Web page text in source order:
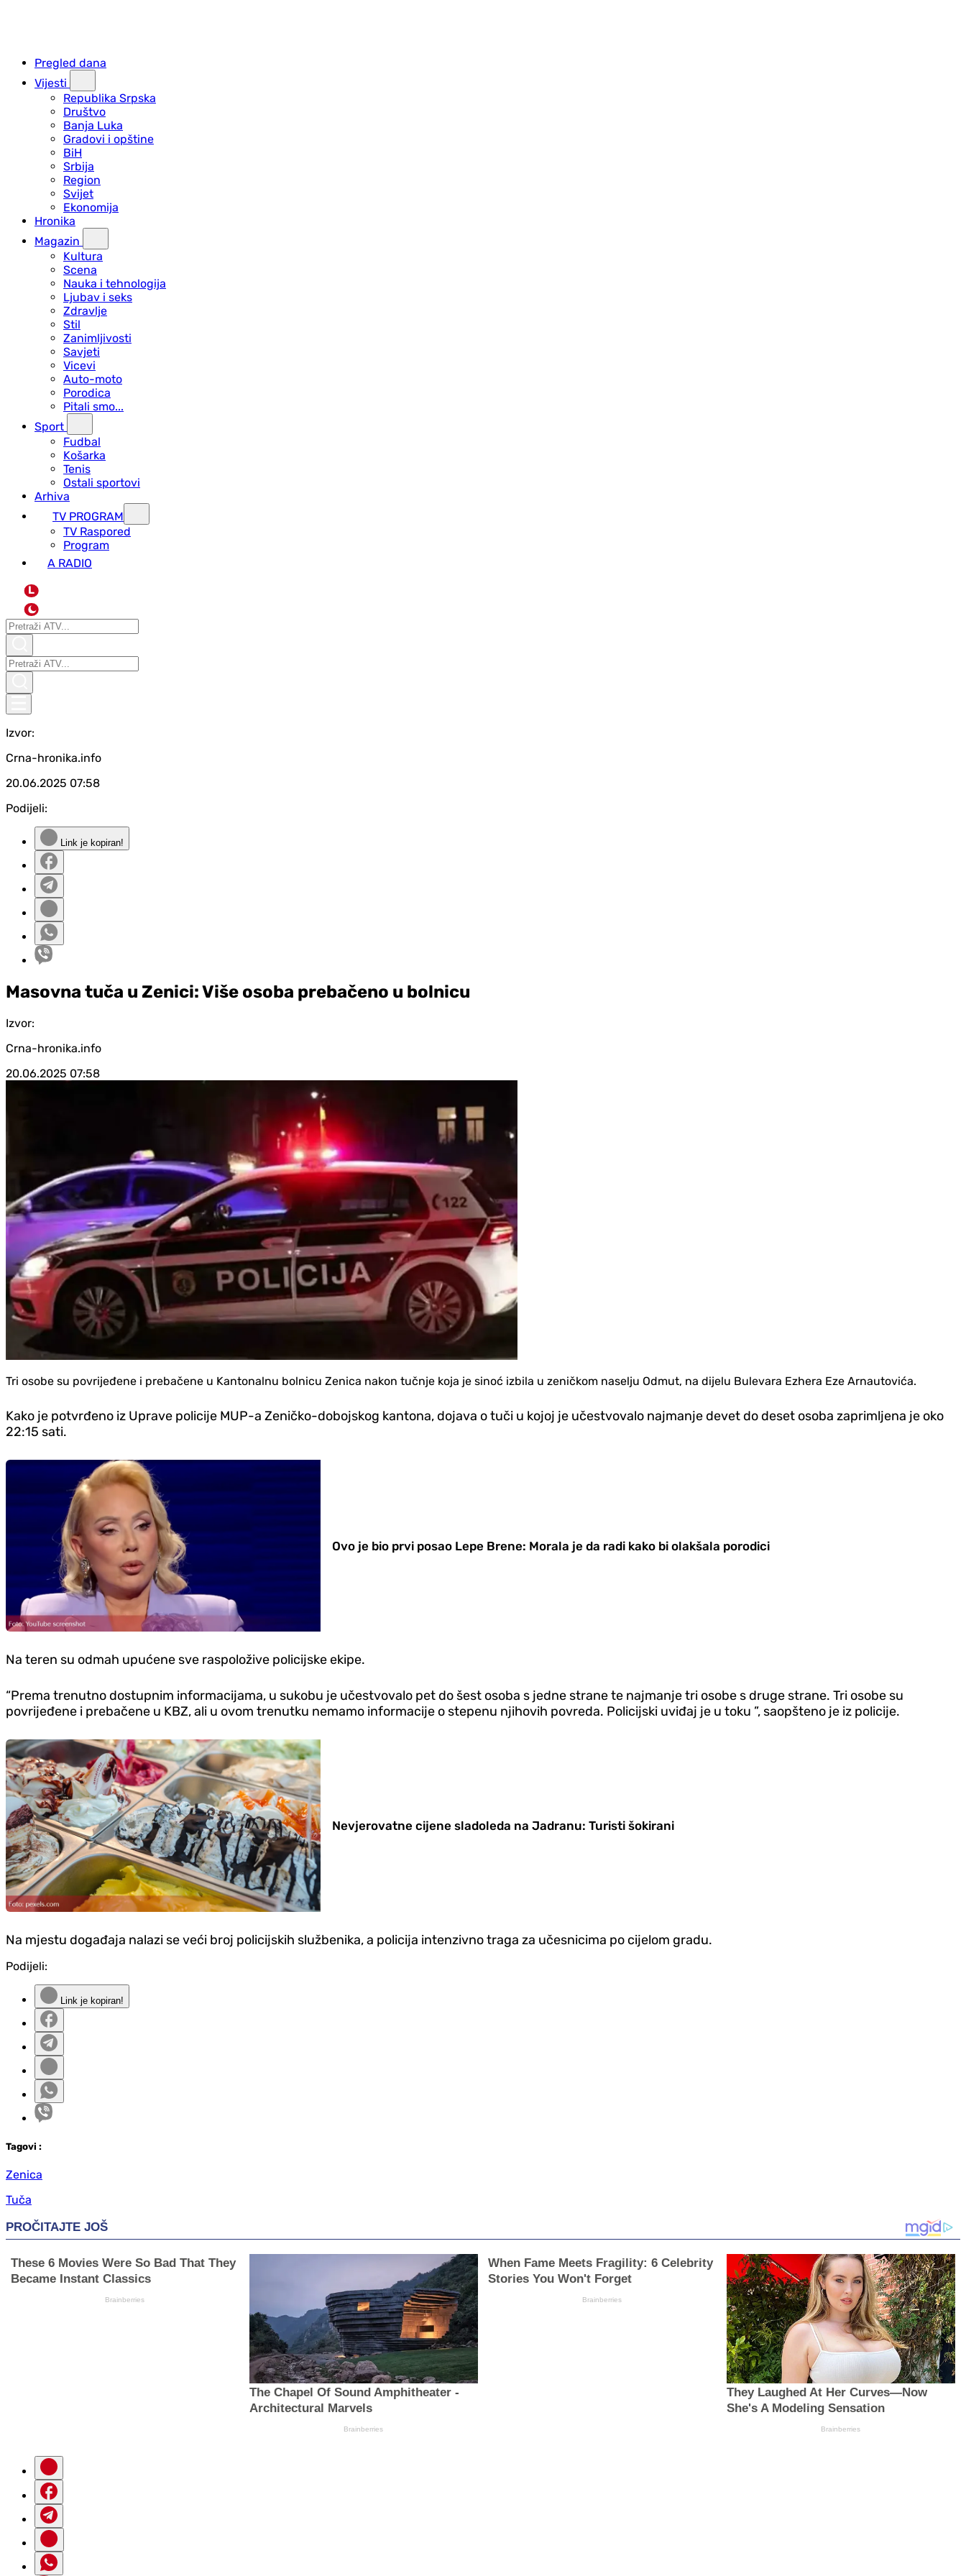
Pregled dana
Vijesti
Republika Srpska
Društvo
Banja Luka
Gradovi i opštine
BiH
Srbija
Region
Svijet
Ekonomija
Hronika
Magazin
Kultura
Scena
Nauka i tehnologija
Ljubav i seks
Zdravlje
Stil
Zanimljivosti
Savjeti
Vicevi
Auto-moto
Porodica
Pitali smo...
Sport
Fudbal
Košarka
Tenis
Ostali sportovi
Arhiva
TV PROGRAM
ТV Raspored
Program
A RADIO
L
Izvor:
Crna-hronika.info
20.06.2025 07:58
Podijeli:
Link je kopiran!
Masovna tuča u Zenici: Više osoba prebačeno u bolnicu
Izvor:
Crna-hronika.info
20.06.2025 07:58
Tri osobe su povrijeđene i prebačene u Kantonalnu bolnicu Zenica nakon tučnje koja je sinoć izbila u zeničkom naselju Odmut, na dijelu Bulevara Ezhera Eze Arnautovića.
Kako je potvrđeno iz Uprave policije MUP-a Zeničko-dobojskog kantona, dojava o tuči u kojoj je učestvovalo najmanje devet do deset osoba zaprimljena je oko
22:15 sati.
Ovo je bio prvi posao Lepe Brene: Morala je da radi kako bi olakšala porodici
Na teren su odmah upućene sve raspoložive policijske ekipe.
“Prema trenutno dostupnim informacijama, u sukobu je učestvovalo pet do šest osoba s jedne strane te najmanje tri osobe s druge strane. Tri osobe su
povrijeđene i prebačene u KBZ, ali u ovom trenutku nemamo informacije o stepenu njihovih povreda. Policijski uviđaj je u toku ”, saopšteno je iz policije.
Nevjerovatne cijene sladoleda na Jadranu: Turisti šokirani
Na mjestu događaja nalazi se veći broj policijskih službenika, a policija intenzivno traga za učesnicima po cijelom gradu.
Podijeli:
Link je kopiran!
Tagovi :
Zenica
Tuča